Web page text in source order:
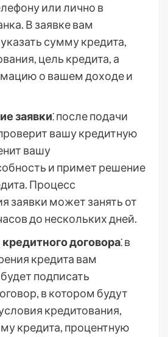
или лично в
В заявке вам
сумму кредита,
цель кредита, а
о вашем доходе и
заявки⁚ после подачи
вашу кредитную
вашу
и примет решение
Процесс
заявки может занять от
до нескольких дней.
договора⁚ в
кредита вам
подписать
в котором будут
кредитования,
кредита, процентную